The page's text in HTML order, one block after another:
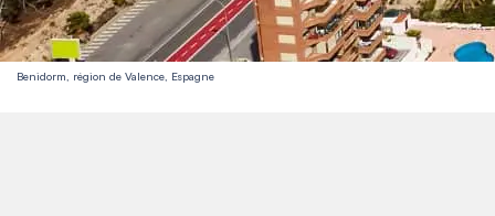
Benidorm, région de Valence, Espagne